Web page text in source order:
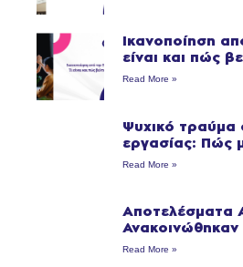
Ικανοποίηση
είναι και πώς
Read More »
Ψυχικό τραύμα
εργασίας: Πώς
Read More »
Αποτελέσματα
Ανακοινώθηκαν
Read More »